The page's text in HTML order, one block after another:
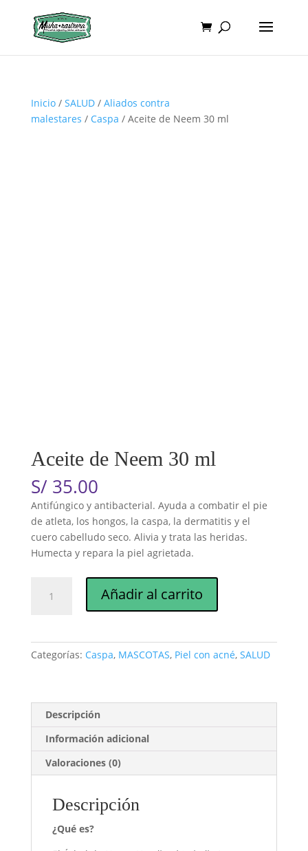
Inicio/ SALUD/ Aliados contra
malestares / Caspa / Aceite de Neem 30 ml
Aceite de Neem 30 ml
S/ 35.00
Antifúngico y antibacterial. Ayuda a combatir el pie
de atleta, los hongos, la caspa, la dermatitis y el
cuero cabelludo seco. Alivia y trata las heridas.
Humecta y repara la piel agrietada.
cantidad
Añadir al carrito
Categorías: Caspa, MASCOTAS, Piel con acné, SALUD
Descripción
Información adicional
Valoraciones (0)
Descripción
¿Qué es?